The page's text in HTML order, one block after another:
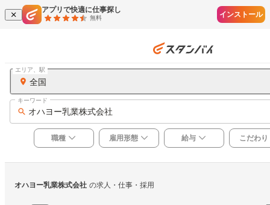
アプリで快適に仕事探し
無料 インストール
全国
エリア、駅
オハヨー乳業株式会社
キーワード
職種 雇用形態 給与 こだわり
オハヨー乳業株式会社 の求人・仕事・採用